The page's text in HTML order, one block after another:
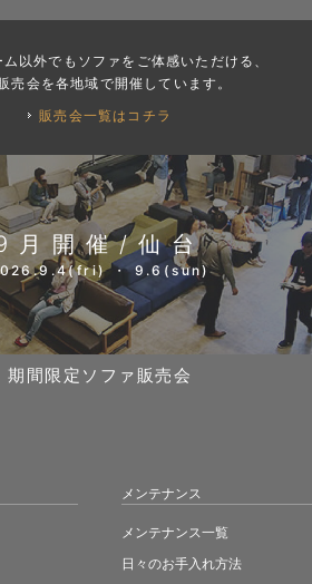
以外でもソファをご体感いただける、
売会を各地域で開催しています。
販売会一覧はコチラ
月開催/仙台
・ 9.6(sun)
期間限定ソファ販売会
メンテナンス
メンテナンス一覧
日々のお手入れ方法